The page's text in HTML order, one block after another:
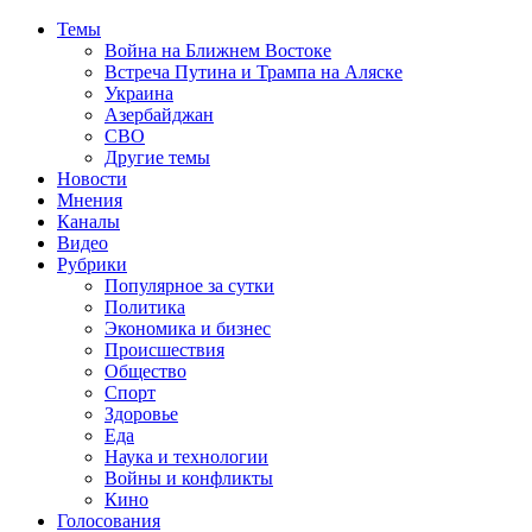
Темы
Война на Ближнем Востоке
Встреча Путина и Трампа на Аляске
Украина
Азербайджан
СВО
Другие темы
Новости
Мнения
Каналы
Видео
Рубрики
Популярное за сутки
Политика
Экономика и бизнес
Происшествия
Общество
Спорт
Здоровье
Еда
Наука и технологии
Войны и конфликты
Кино
Голосования